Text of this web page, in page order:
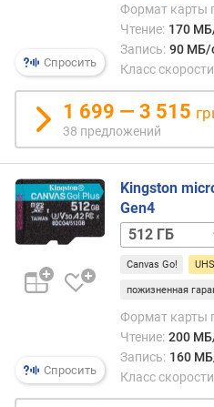
о
о
с
т
ь
ч
е
н
а
н
Спросить
Формат карты
Чтение: 170
Запись: 90 МБ/
Класс
1 699 — 3 515
38 предложений
Спросить
Kingston
Gen4
128 ГБ128 ГБ
Canvas Go!
пожизненная
Формат карты
Чтение: 200
Запись: 160
Класс